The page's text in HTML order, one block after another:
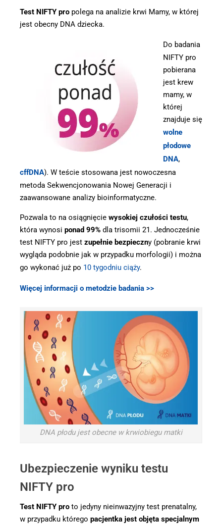
Test NIFTY pro polega na analizie krwi Mamy, w której
jest obecny DNA dziecka.
Do badania
NIFTY pro
pobierana
jest krew
mamy, w
której
znajduje się
wolne
płodowe
DNA,
cffDNA). W teście stosowana jest nowoczesna
metoda Sekwencjonowania Nowej Generacji i
zaawansowane analizy bioinformatyczne.
Pozwala to na osiągnięcie wysokiej czułości testu,
która wynosi ponad 99% dla trisomii 21. Jednocześnie
test NIFTY pro jest zupełnie bezpieczny (pobranie krwi
wygląda podobnie jak w przypadku morfologii) i można
go wykonać już po 10 tygodniu ciąży.
Więcej informacji o metodzie badania >>
DNA płodu jest obecne w krwiobiegu matki
Ubezpieczenie wyniku testu
NIFTY pro
Test NIFTY pro to jedyny nieinwazyjny test prenatalny,
w przypadku którego pacjentka jest objęta specjalnym